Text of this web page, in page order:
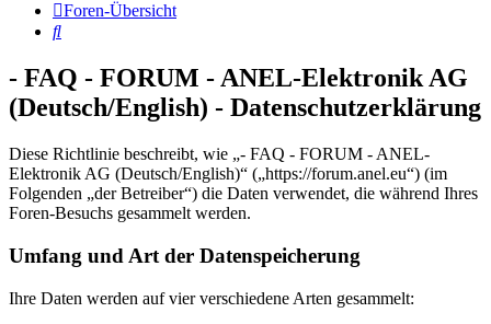
Foren-Übersicht
Suche
- FAQ - FORUM - ANEL-Elektronik AG
(Deutsch/English) - Datenschutzerklärung
Diese Richtlinie beschreibt, wie „- FAQ - FORUM - ANEL-
Elektronik AG (Deutsch/English)“ („https://forum.anel.eu“) (im
Folgenden „der Betreiber“) die Daten verwendet, die während Ihres
Foren-Besuchs gesammelt werden.
Umfang und Art der Datenspeicherung
Ihre Daten werden auf vier verschiedene Arten gesammelt: